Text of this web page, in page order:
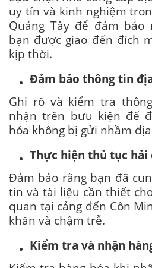
uy tín và kinh nghiệm
Quảng Tây để đảm bảo
bạn được giao đến đích
kịp thời.
Đảm bảo thông tin
Ghi rõ và kiểm tra
nhận trên bưu kiện để
hóa không bị gửi nhầm
Thực hiện thủ tục hải
Đảm bảo rằng bạn đã
tin và tài liệu cần thiết
quan tại cảng đến Côn
khăn và chậm trễ.
Kiểm tra và nhận